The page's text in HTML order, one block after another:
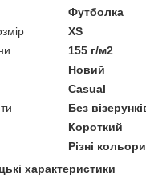
Футболка
XS
155 г/м2
Новий
Casual
Без
Короткий
Різні кольори
характеристики